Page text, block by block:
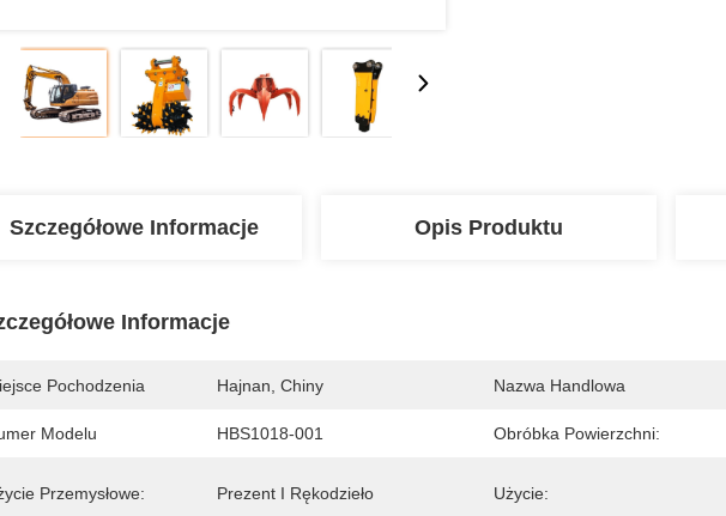
Szczegółowe Informacje Opis Produktu
Informacje
Pochodzenia Hajnan, Chiny Nazwa Handlowa
Modelu HBS1018-001 Obróbka Powierzchni:
Przemysłowe: Prezent I Rękodzieło Użycie: